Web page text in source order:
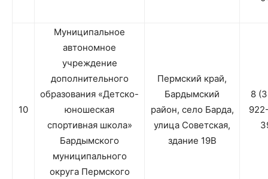
10
Муниципальное
автономное
учреждение
дополнительного
образования «Детско-
юношеская
спортивная школа»
Бардымского
муниципального
округа Пермского
Пермский край,
Бардымский
район, село Барда,
улица Советская,
здание 19В
8